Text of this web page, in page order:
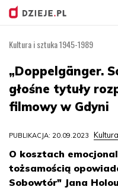
Kultura i sztuka 1945-1989
„Doppelgänger.
głośne tytuły
filmowy w Gdyni
PUBLIKACJA: 20.09.2023
O kosztach
tożsamością
Sobowtór" Jana